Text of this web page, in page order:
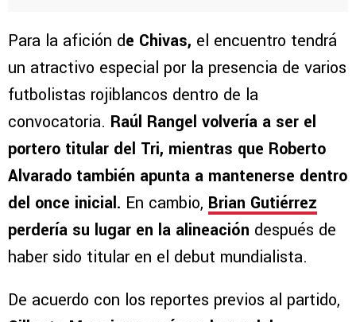
Para la afición de Chivas, el encuentro tendrá
un atractivo especial por la presencia de varios
futbolistas rojiblancos dentro de la
convocatoria. Raúl Rangel volvería a ser el
portero titular del Tri, mientras que Roberto
Alvarado también apunta a mantenerse dentro
del once inicial. En cambio, Brian Gutiérrez
perdería su lugar en la alineación después de
haber sido titular en el debut mundialista.
De acuerdo con los reportes previos al partido,